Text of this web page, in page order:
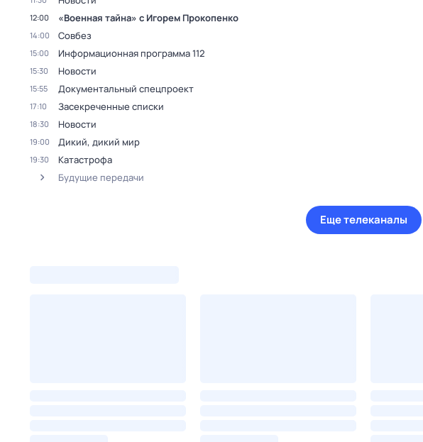
12:00 «Военная тайна» с Игорем Прокопенко
14:00 Совбез
15:00 Информационная программа 112
15:30 Новости
15:55 Документальный спецпроект
17:10 Заcекрeченные списки
18:30 Новости
19:00 Дикий, дикий мир
19:30
Катастрофа
Будущие передачи
Еще телеканалы